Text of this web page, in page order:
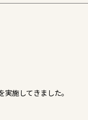
施してきました。